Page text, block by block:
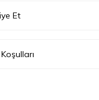
Et